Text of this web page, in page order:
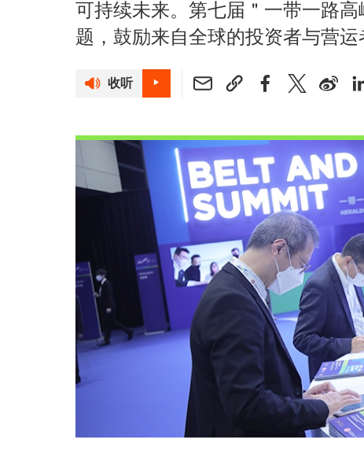
可持续未来。第七届＂一带一路
题，鼓励来自全球的投资者与营运
收听